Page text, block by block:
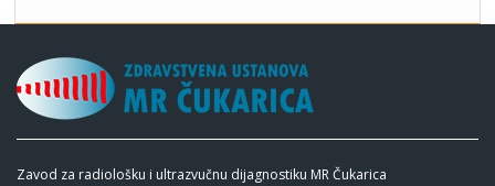
Zavod za radiološku i ultrazvučnu dijagnostiku MR Čukarica